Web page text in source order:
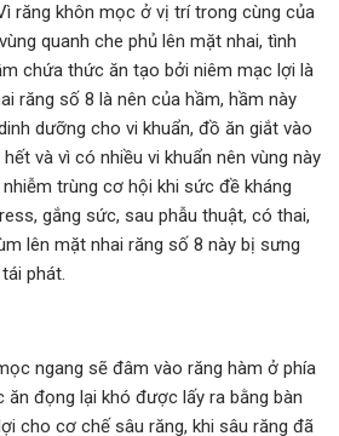
răng khôn mọc ở vị trí trong cùng của
quanh che phủ lên mặt nhai, tình
chứa thức ăn tạo bởi niêm mạc lợi là
răng số 8 là nên của hầm, hầm này
dưỡng cho vi khuẩn, đồ ăn giắt vào
và vì có nhiều vi khuẩn nên vùng này
trùng cơ hội khi sức đề kháng
gắng sức, sau phẫu thuật, có thai,
lên mặt nhai răng số 8 này bị sưng
phát.
ngang sẽ đâm vào răng hàm ở phía
đọng lại khó được lấy ra bằng bàn
cho cơ chế sâu răng, khi sâu răng đã